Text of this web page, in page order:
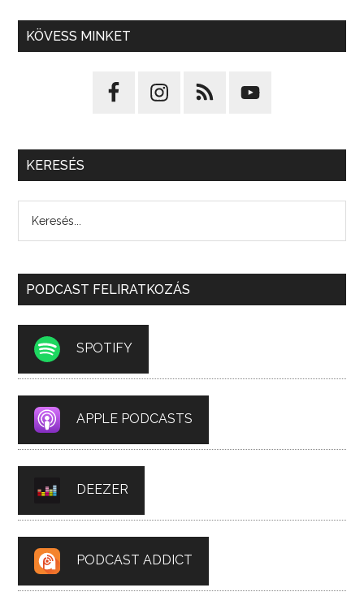
KÖVESS MINKET
KERESÉS
PODCAST FELIRATKOZÁS
SPOTIFY
APPLE PODCASTS
DEEZER
PODCAST ADDICT